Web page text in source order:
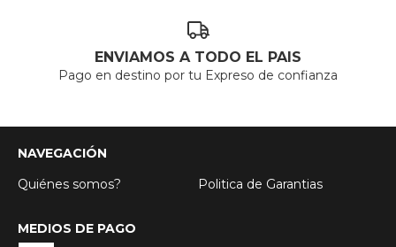
ENVIAMOS A TODO EL PAIS
Pago en destino por tu Expreso de confianza
NAVEGACIÓN
Quiénes somos?
Politica de Garantias
MEDIOS DE PAGO